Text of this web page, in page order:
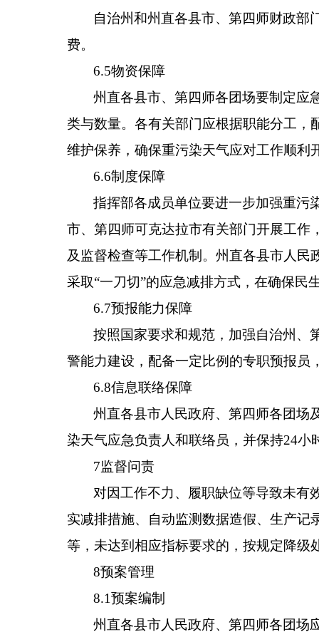
自治州和州直各县市、第四师财政部
费。
6.5物资保障
州直各县市、第四师各团场要制定应
类与数量。各有关部门应根据职能分工，
维护保养，确保重污染天气应对工作顺利
6.6制度保障
指挥部各成员单位要进一步加强重污
市、 第四师可克达拉市有关部门开展工作
及监督检查等工作机制。 州直各县市人民
采取“一刀切”的应急减排方式，在确保民
6.7预报能力保障
按照国家要求和规范，加强自治州、
警能力建设，配备一定比例的专职预报员
6.8信息联络保障
州直各县市人民政府、第四师各团场
染天气应急负责人和联络员，并保持24小
7监督问责
对因工作不力、履职缺位等导致未有
实减排措施、自动监测数据造假、生产
等，未达到相应指标要求的，按规定降级
8预案管理
8.1预案编制
州直各县市人民政府、第四师各团场